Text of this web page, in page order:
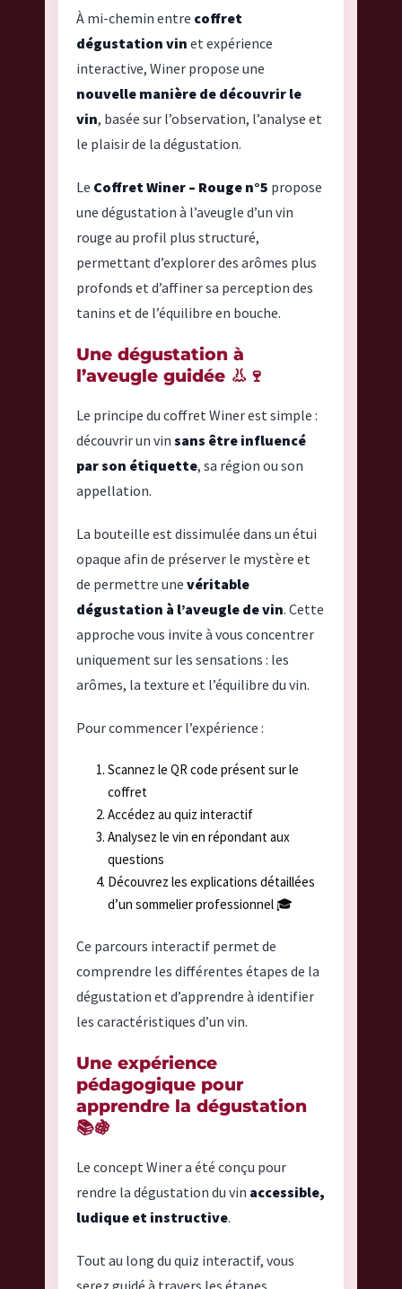
À mi-chemin entre coffret
dégustation vin et expérience
interactive, Winer propose une
nouvelle manière de découvrir le
vin, basée sur l’observation, l’analyse et
le plaisir de la dégustation.
Le Coffret Winer – Rouge n°5 propose
une dégustation à l’aveugle d’un vin
rouge au profil plus structuré,
permettant d’explorer des arômes plus
profonds et d’affiner sa perception des
tanins et de l’équilibre en bouche.
Une dégustation à
l’aveugle guidée 👃🍷
Le principe du coffret Winer est simple :
découvrir un vin sans être influencé
par son étiquette, sa région ou son
appellation.
La bouteille est dissimulée dans un étui
opaque afin de préserver le mystère et
de permettre une véritable
dégustation à l’aveugle de vin. Cette
approche vous invite à vous concentrer
uniquement sur les sensations : les
arômes, la texture et l’équilibre du vin.
Pour commencer l’expérience :
Scannez le QR code présent sur le
coffret
Accédez au quiz interactif
Analysez le vin en répondant aux
questions
Découvrez les explications détaillées
d’un sommelier professionnel 🎓
Ce parcours interactif permet de
comprendre les différentes étapes de la
dégustation et d’apprendre à identifier
les caractéristiques d’un vin.
Une expérience
pédagogique pour
apprendre la dégustation
📚🍇
Le concept Winer a été conçu pour
rendre la dégustation du vin accessible,
ludique et instructive.
Tout au long du quiz interactif, vous